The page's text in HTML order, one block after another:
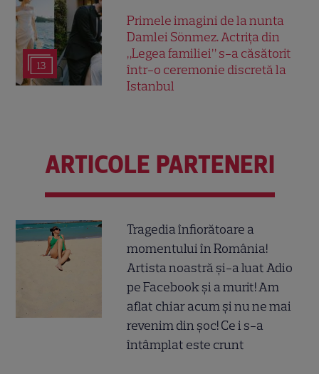
13
Primele imagini de la nunta
Damlei Sönmez. Actrița din
„Legea familiei” s-a căsătorit
într-o ceremonie discretă la
Istanbul
ARTICOLE PARTENERI
Tragedia înfiorătoare a
momentului în România!
Artista noastră și-a luat Adio
pe Facebook și a murit! Am
aflat chiar acum și nu ne mai
revenim din șoc! Ce i s-a
întâmplat este crunt